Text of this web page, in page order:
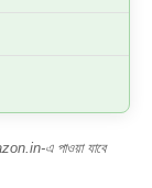
এ পাওয়া যাবে